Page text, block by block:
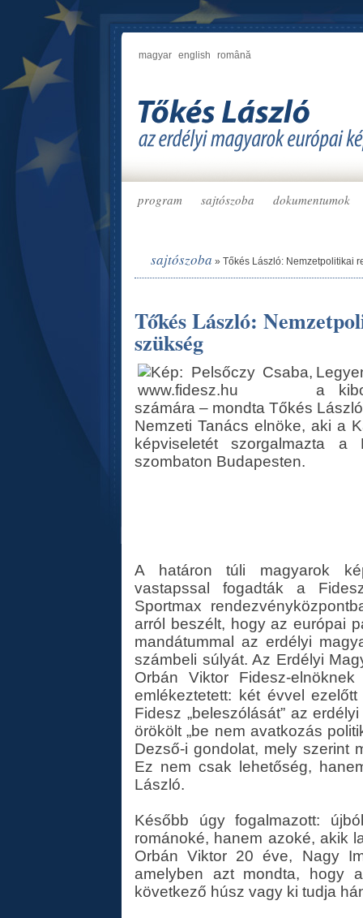
magyar english română
program sajtószoba dokumentumok
sajtószoba » Tőkés László: Nemzetpolitikai
Tőkés László:
szükség
a
számára – mondta Tőkés
Nemzeti Tanács elnöke, aki a
képviseletét szorgalmazta a
szombaton Budapesten.
A határon túli magyarok
vastapssal fogadták a
Sportmax
arról beszélt, hogy az európai
mandátummal az erdélyi
számbeli súlyát. Az Erdélyi
Orbán Viktor Fidesz-
emlékeztetett: két évvel
Fidesz „beleszólását” az
örökölt „be nem avatkozás
Dezső-i gondolat, mely szerint
Ez nem csak lehetőség,
László.
Később úgy fogalmazott:
románoké, hanem azoké, akik
Orbán Viktor 20 éve, Nagy
amelyben azt mondta, hogy
következő húsz vagy ki tudja